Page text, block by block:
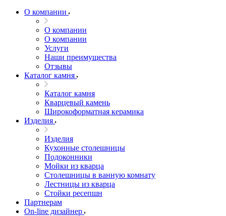
О компании
О компании
О компании
Услуги
Наши преимущества
Отзывы
Каталог камня
Каталог камня
Кварцевый камень
Широкоформатная керамика
Изделия
Изделия
Кухонные столешницы
Подоконники
Мойки из кварца
Столешницы в ванную комнату
Лестницы из кварца
Стойки ресепшн
Партнерам
On-line дизайнер